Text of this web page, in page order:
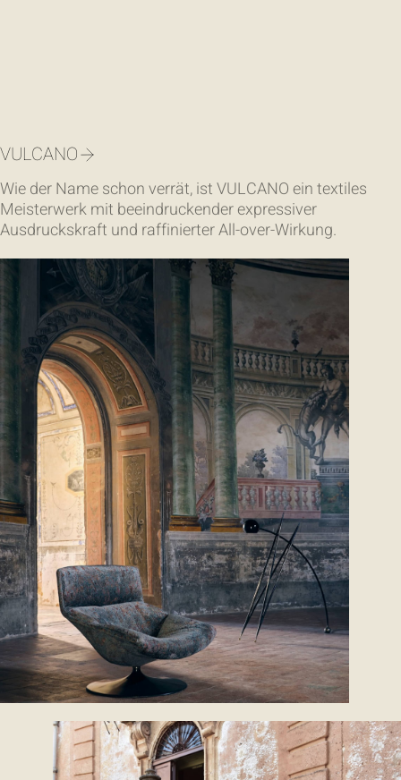
VULCANO
Wie der Name schon verrät, ist VULCANO ein textiles
Meisterwerk mit beeindruckender expressiver
Ausdruckskraft und raffinierter All-over-Wirkung.